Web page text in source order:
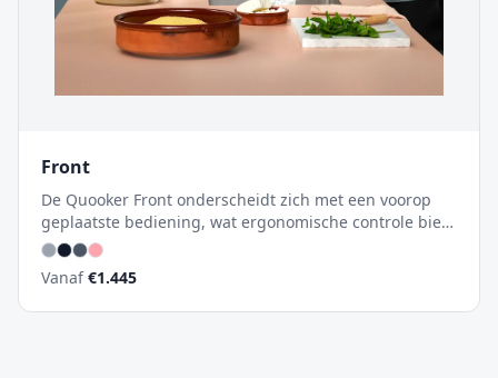
Front
De Quooker Front onderscheidt zich met een voorop
geplaatste bediening, wat ergonomische controle biedt
en je hand weg houdt van de uitloop voor kokend
water. Ideaal voor moderne keukens waar design en
gebruiksgemak samenkomen.
Vanaf€1.445